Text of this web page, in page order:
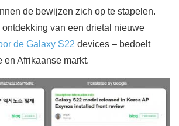
de bewijzen zich op te stapelen.
ontdekking van een drietal nieuwe
de Galaxy S22 devices – bedoelt
en Afrikaanse markt.